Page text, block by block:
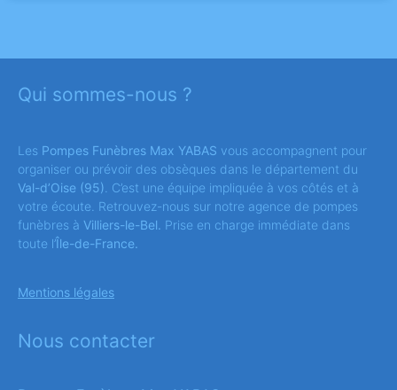
Qui sommes-nous ?
Les Pompes Funèbres Max YABAS vous accompagnent pour
organiser ou prévoir des obsèques dans le département du
Val-d’Oise (95) . C’est une équipe impliquée à vos côtés et à
votre écoute. Retrouvez-nous sur notre agence de pompes
funèbres à Villiers-le-Bel. Prise en charge immédiate dans
toute l’Île-de-France.
Mentions légales
Nous contacter